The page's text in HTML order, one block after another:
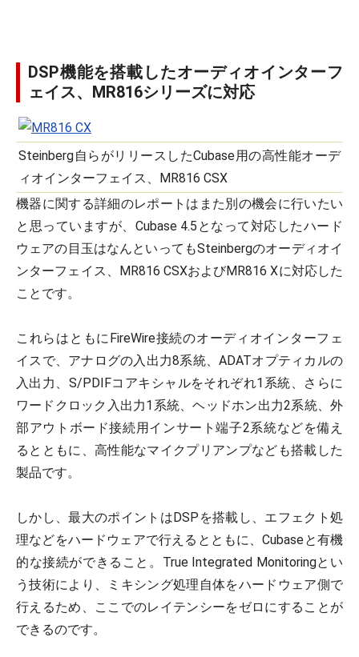
DSP機能を搭載したオーディオインターフ
ェイス、MR816シリーズに対応
Steinberg自らがリリースしたCubase用の高性能オーデ
ィオインターフェイス、MR816 CSX
機器に関する詳細のレポートはまた別の機会に行いたい
と思っていますが、Cubase 4.5となって対応したハード
ウェアの目玉はなんといってもSteinbergのオーディオイ
ンターフェイス、MR816 CSXおよびMR816 Xに対応した
ことです。
これらはともにFireWire接続のオーディオインターフェ
イスで、アナログの入出力8系統、ADATオプティカルの
入出力、S/PDIFコアキシャルをそれぞれ1系統、さらに
ワードクロック入出力1系統、ヘッドホン出力2系統、外
部アウトボード接続用インサート端子2系統などを備え
るとともに、高性能なマイクプリアンプなども搭載した
製品です。
しかし、最大のポイントはDSPを搭載し、エフェクト処
理などをハードウェアで行えるとともに、Cubaseと有機
的な接続ができること。True Integrated Monitoringとい
う技術により、ミキシング処理自体をハードウェア側で
行えるため、ここでのレイテンシーをゼロにすることが
できるのです。